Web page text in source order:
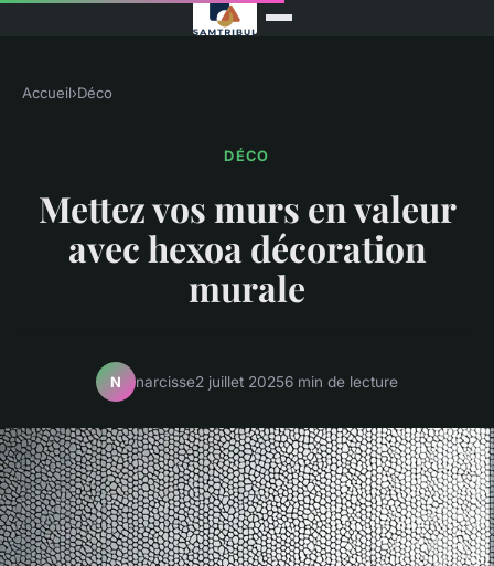
Accueil›Déco
DÉCO
Mettez vos murs en valeur
avec hexoa décoration
murale
N narcisse2 juillet 20256 min de lecture